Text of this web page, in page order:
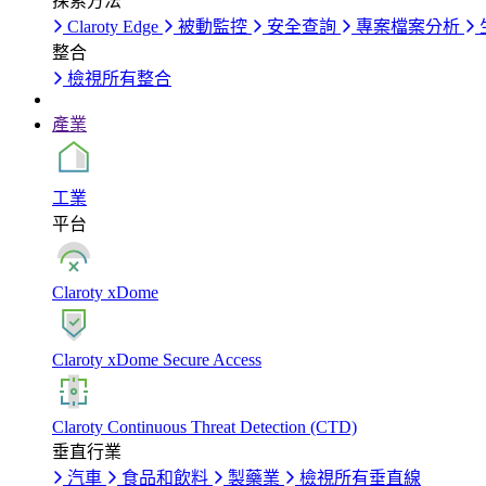
Claroty Edge
被動監控 安全查詢 專案檔案分析
整合
檢視所有整合
產業
工業
平台
Claroty xDome
Claroty xDome Secure Access
Claroty Continuous Threat Detection (CTD)
垂直行業
汽車
食品和飲料 製藥業
檢視所有垂直線